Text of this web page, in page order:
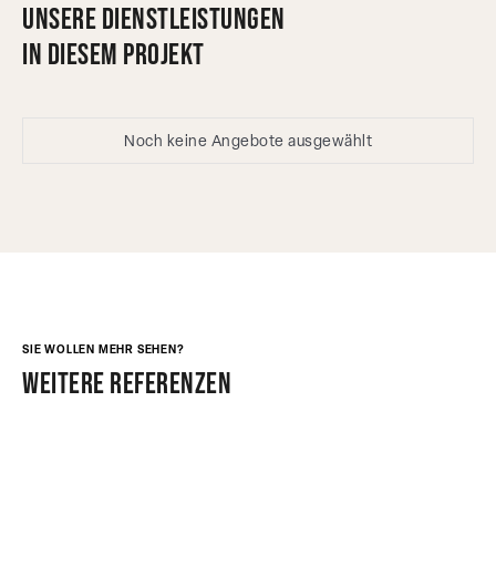
Unsere Dienstleistungen
in diesem Projekt
Noch keine Angebote ausgewählt
SIE WOLLEN MEHR SEHEN?
weitere referenzen